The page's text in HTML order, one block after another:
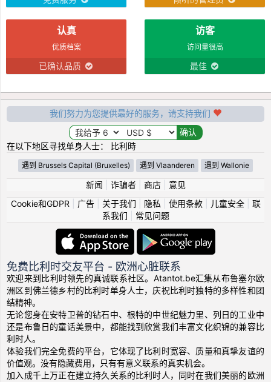
认真
优质档案
已确认品质
访客
访问量很高
最佳
我们努力为您提供最好的服务，请支持我们
在以下地区寻找单身人士： 比利時
遇到 Brussels Capital (Bruxelles) 遇到 Vlaanderen 遇到 Wallonie
新闻 诈骗者| 商店| 意见
Cookie和GDPR
广告| 关于我们 隐私 使用条款| 儿童安全| 联
系我们
常见问题
免费比利时交友平台 - 欧洲心脏联系
欢迎来到比利时领先的真诚联系社区。Atantot.be汇集从布鲁塞尔欧
洲区到佛兰德乡村的比利时单身人士，庆祝比利时独特的多样性和团
结精神。
无论您身在安特卫普的钻石中、根特的中世纪魅力里、列日的工业中
还是布鲁日的童话美景中，都能找到欣赏我们丰富文化织锦的兼容比
利时人。
体验我们完全免费的平台，它体现了比利时宽容、质量和真挚友谊的
价值观。没有隐藏费用，只有有意义联系的真实机会。
加入成千上万正在建立持久关系的比利时人，同时在我们美丽的欧洲